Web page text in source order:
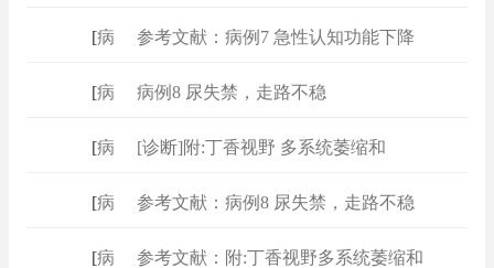
病例 参考文献：病例7 急性认知功能下降
病例 病例8 尿失禁，走路不稳
病例 [诊断]附:丁香视野 多系统萎缩和
病例 参考文献：病例8 尿失禁，走路不稳
病例 参考文献：附:丁香视野多系统萎缩和